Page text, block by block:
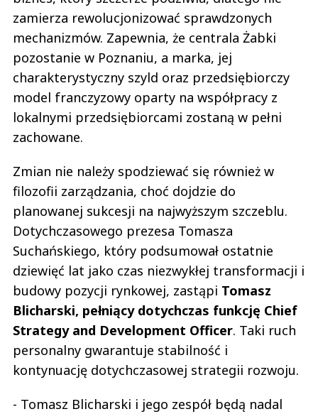
zamierza rewolucjonizować sprawdzonych
mechanizmów. Zapewnia, że centrala Żabki
pozostanie w Poznaniu, a marka, jej
charakterystyczny szyld oraz przedsiębiorczy
model franczyzowy oparty na współpracy z
lokalnymi przedsiębiorcami zostaną w pełni
zachowane.
Zmian nie należy spodziewać się również w
filozofii zarządzania, choć dojdzie do
planowanej sukcesji na najwyższym szczeblu.
Dotychczasowego prezesa Tomasza
Suchańskiego, który podsumował ostatnie
dziewięć lat jako czas niezwykłej transformacji i
budowy pozycji rynkowej, zastąpi Tomasz
Blicharski, pełniący dotychczas funkcję Chief
Strategy and Development Officer. Taki ruch
personalny gwarantuje stabilność i
kontynuację dotychczasowej strategii rozwoju.
- Tomasz Blicharski i jego zespół będą nadal